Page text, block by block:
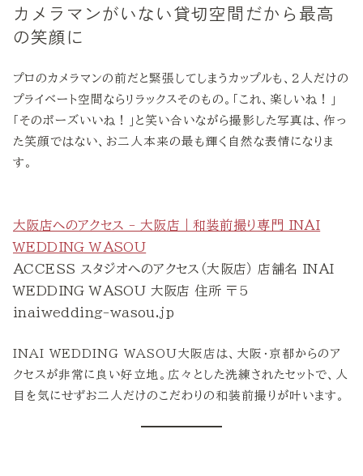
カメラマンがいない貸切空間だから最高
の笑顔に
プロのカメラマンの前だと緊張してしまうカップルも、2人だけの
プライベート空間ならリラックスそのもの。「これ、楽しいね！」
「そのポーズいいね！」と笑い合いながら撮影した写真は、作っ
た笑顔ではない、お二人本来の最も輝く自然な表情になりま
す。
大阪店へのアクセス - 大阪店｜和装前撮り専門 INAI
WEDDING WASOU
ACCESS スタジオへのアクセス（大阪店） 店舗名 INAI
WEDDING WASOU 大阪店 住所 〒5
inaiwedding-wasou.jp
INAI WEDDING WASOU大阪店は、大阪・京都からのア
クセスが非常に良い好立地。広々とした洗練されたセットで、人
目を気にせずお二人だけのこだわりの和装前撮りが叶います。